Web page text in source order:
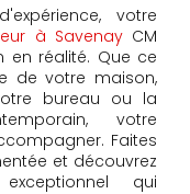
votre
à SavenayCM
en réalité. Que ce
de votre maison,
bureau ou la
votre
Faites
et découvrez
qui